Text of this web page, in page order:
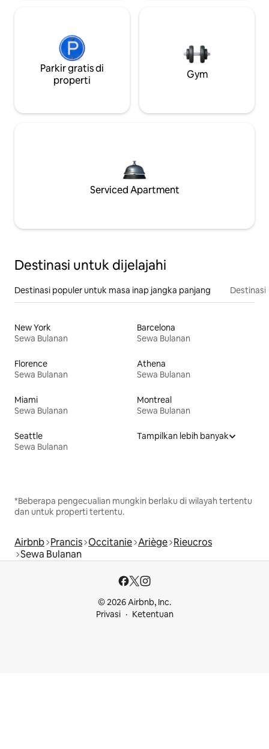
Parkir gratis di
properti
Gym
Serviced Apartment
Destinasi untuk dijelajahi
Destinasi populer untuk masa inap jangka panjang Destinasi
New York
Sewa Bulanan
Barcelona
Sewa Bulanan
Florence
Sewa Bulanan
Athena
Sewa Bulanan
Miami
Sewa Bulanan
Montreal
Sewa Bulanan
Seattle
Sewa Bulanan
Tampilkan lebih banyak
*Beberapa pengecualian mungkin berlaku di wilayah tertentu
dan untuk properti tertentu.
Airbnb Prancis Occitanie Ariège Rieucros
Sewa Bulanan
© 2026 Airbnb, Inc.
Privasi
Ketentuan